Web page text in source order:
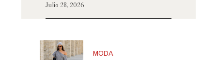
Julio 28, 2026
MODA